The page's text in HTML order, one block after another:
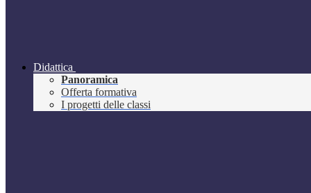
Didattica
Panoramica
Offerta formativa
I progetti delle classi